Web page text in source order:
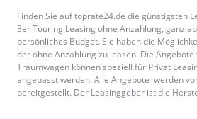
Finden Sie auf toprate24.de die günstigsten
3er Touring Leasing ohne Anzahlung, ganz
persönliches Budget. Sie haben die
der ohne Anzahlung zu leasen. Die
Traumwagen können speziell für Privat
angepasst werden. Alle Angebote werden
bereitgestellt. Der Leasinggeber ist die